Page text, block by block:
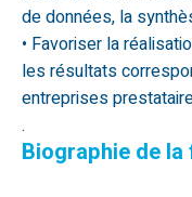
de données, la
• Favoriser la
les résultats
entreprises
.
Biographie de